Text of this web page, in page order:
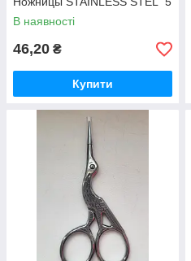
В наявності
46,20 ₴
Купити